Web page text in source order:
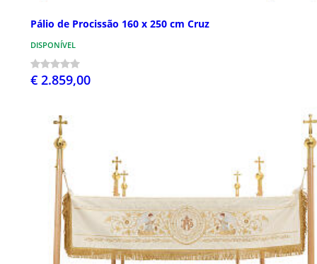
Pálio de Procissão 160 x 250 cm Cruz
DISPONÍVEL
€ 2.859,00